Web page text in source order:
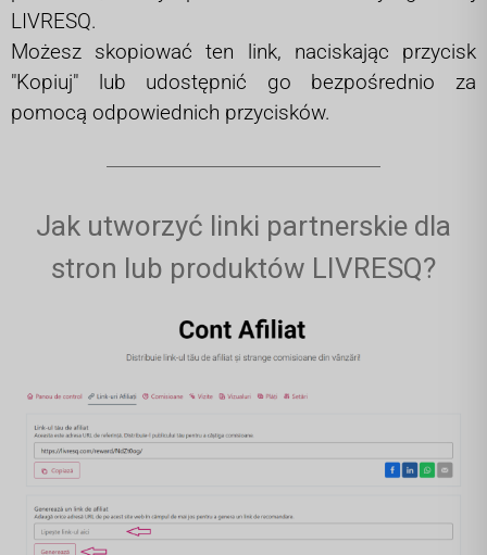
LIVRESQ.
Możesz skopiować ten link, naciskając przycisk
"Kopiuj" lub udostępnić go bezpośrednio za
pomocą odpowiednich przycisków.
Jak utworzyć linki partnerskie dla
stron lub produktów LIVRESQ?